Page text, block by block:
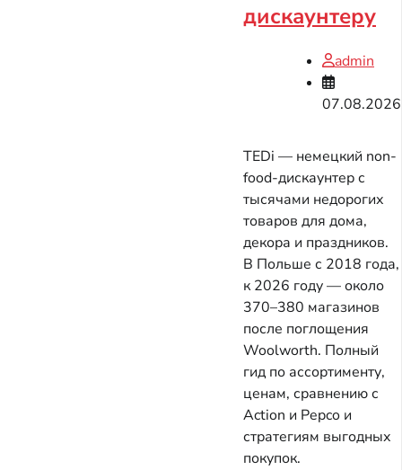
дискаунтеру
admin
07.08.2026
TEDi — немецкий non-
food-дискаунтер с
тысячами недорогих
товаров для дома,
декора и праздников.
В Польше с 2018 года,
к 2026 году — около
370–380 магазинов
после поглощения
Woolworth. Полный
гид по ассортименту,
ценам, сравнению с
Action и Pepco и
стратегиям выгодных
покупок.